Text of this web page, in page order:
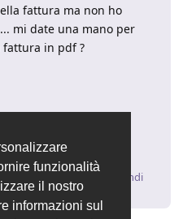
funzionalità
il nostro
informazioni sul
fattura ma non ho
mi date una mano per
fattura in pdf ?
Rispondi